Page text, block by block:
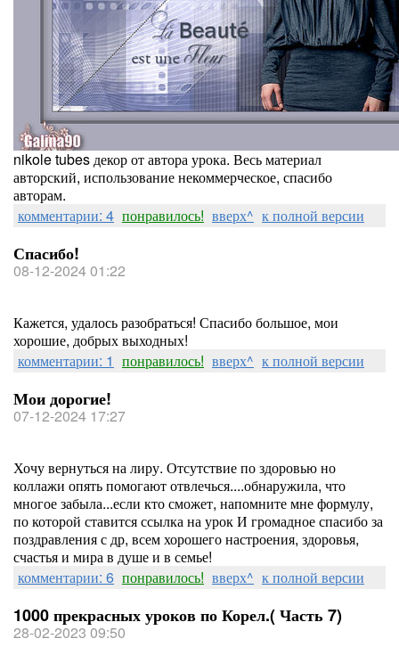
nikole tubes декор от автора урока. Весь материал
авторский, использование некоммерческое, спасибо
авторам.
комментарии: 4 понравилось! вверх^ к полной версии
Спасибо!
08-12-2024 01:22
Кажется, удалось разобраться! Спасибо большое, мои
хорошие, добрых выходных!
комментарии: 1 понравилось! вверх^ к полной версии
Мои дорогие!
07-12-2024 17:27
Хочу вернуться на лиру. Отсутствие по здоровью но
коллажи опять помогают отвлечься....обнаружила, что
многое забыла...если кто сможет, напомните мне формулу,
по которой ставится ссылка на урок И громадное спасибо за
поздравления с др, всем хорошего настроения, здоровья,
счастья и мира в душе и в семье!
комментарии: 6 понравилось! вверх^ к полной версии
1000 прекрасных уроков по Корел.( Часть 7)
28-02-2023 09:50